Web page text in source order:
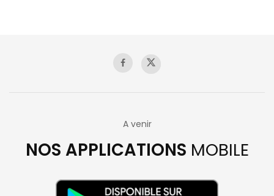
A venir
NOS APPLICATIONS MOBILE